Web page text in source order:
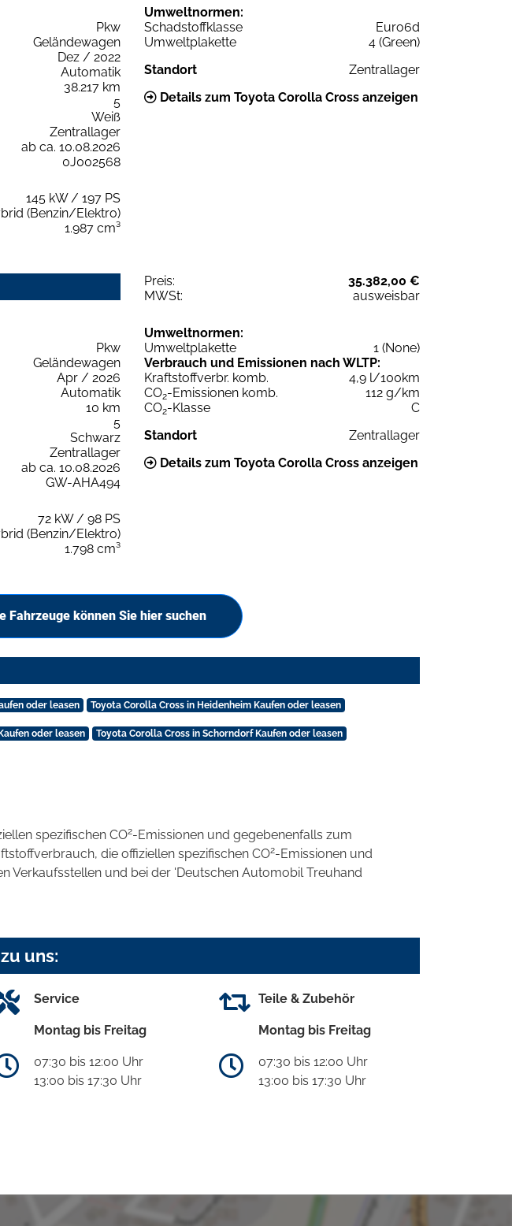
Pkw
Geländewagen
Dez / 2022
Automatik
38.217 km
5
Weiß
Zentrallager
ab ca. 10.08.2026
0J002568
145 kW / 197 PS
(Benzin/Elektro)
1.987 cm³
Umweltnormen:
Schadstoffklasse
Euro6d
Umweltplakette
4 (Green)
Standort
Zentrallager
Details zum Toyota Corolla Cross anzeigen
Preis:
35.382,00 €
MWSt:
ausweisbar
Pkw
Geländewagen
Apr / 2026
Automatik
10 km
5
Schwarz
Zentrallager
ab ca. 10.08.2026
GW-AHA494
72 kW / 98 PS
(Benzin/Elektro)
1.798 cm³
Umweltnormen:
Umweltplakette
1 (None)
Verbrauch und Emissionen nach WLTP:
Kraftstoffverbr. komb.
4,9 l/100km
CO2-Emissionen komb.
112 g/km
CO2-Klasse
C
Standort
Zentrallager
Details zum Toyota Corolla Cross anzeigen
Fahrzeuge können Sie hier suchen
oder leasen Toyota Corolla Cross in Heidenheim Kaufen oder leasen
oder leasen Toyota Corolla Cross in Schorndorf Kaufen oder leasen
spezifischen CO2-Emissionen und gegebenenfalls zum
die offiziellen spezifischen CO2-Emissionen und
Verkaufsstellen und bei der 'Deutschen Automobil Treuhand
uns:
Service
Montag bis Freitag
07:30 bis 12:00 Uhr
13:00 bis 17:30 Uhr
Teile & Zubehör
Montag bis Freitag
07:30 bis 12:00 Uhr
13:00 bis 17:30 Uhr